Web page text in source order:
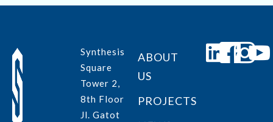
Synthesis
Square
Tower 2,
8th Floor
Jl. Gatot
ABOUT
US
PROJECTS